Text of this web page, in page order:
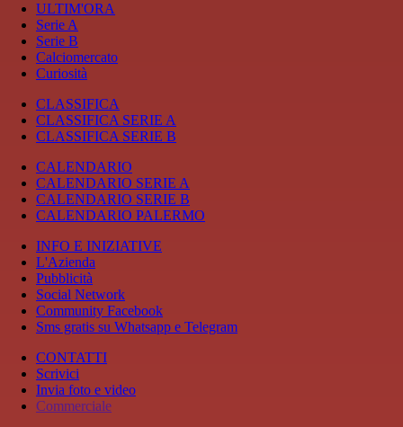
ULTIM'ORA
Serie A
Serie B
Calciomercato
Curiosità
CLASSIFICA
CLASSIFICA SERIE A
CLASSIFICA SERIE B
CALENDARIO
CALENDARIO SERIE A
CALENDARIO SERIE B
CALENDARIO PALERMO
INFO E INIZIATIVE
L'Azienda
Pubblicità
Social Network
Community Facebook
Sms gratis su Whatsapp e Telegram
CONTATTI
Scrivici
Invia foto e video
Commerciale